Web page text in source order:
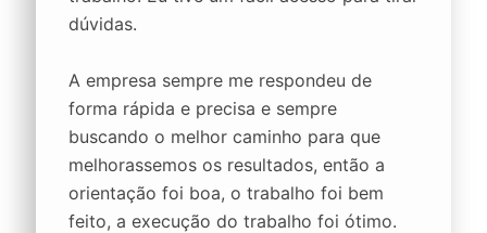
dúvidas.
A empresa sempre me respondeu de
forma rápida e precisa e sempre
buscando o melhor caminho para que
melhorassemos os resultados, então a
orientação foi boa, o trabalho foi bem
feito, a execução do trabalho foi ótimo.